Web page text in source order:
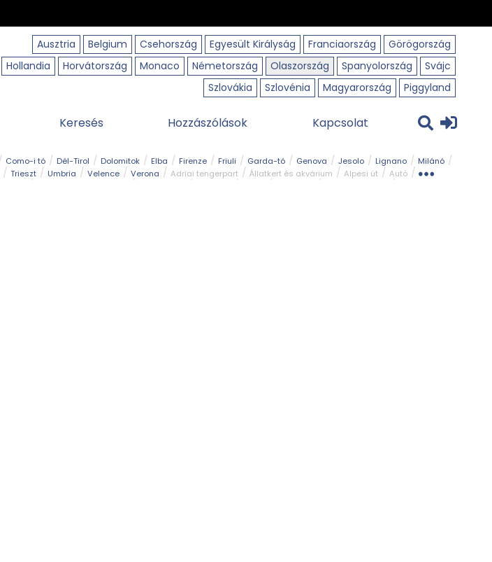
Ausztria
Belgium Csehország Egyesült Királyság Franciaország
Görögország
Hollandia
Horvátország Monaco Németország Olaszország Spanyolország
Svájc
Szlovákia
Szlovénia Magyarország Piggyland
Keresés Hozzászólások Kapcsolat
Como-i tó Dél-Tirol Dolomitok Elba Firenze Friuli Garda-tó Genova Jesolo Lignano
Milánó
Trieszt Umbria Velence Verona Adriai tengerpart Állatkert és akvárium Alpesi út
Autó